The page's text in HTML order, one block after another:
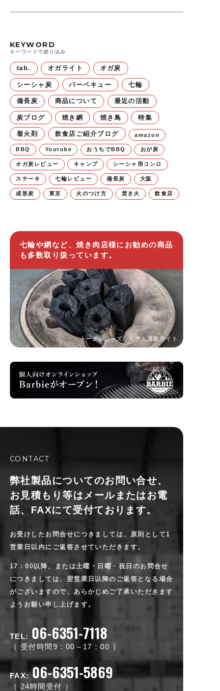
KEYWORD
キーワードで絞り込み
tab. オガライト オガ炭
シーシャ炭 バーベキュー 七輪
備長炭 商品について 最近の活動
炭ブログ 焼き網 焼き鳥 特集
着火剤 飲食店ご紹介ブログ amazon
BBQ Youtube おうちでBBQ おが炭
オガ炭レビュー キャンプ シーシャ用コンロ
ステーキ 七輪レビュー 備長炭 大阪
成形炭 東京 火のつけ方 焚き火 飲食店
七輪や網など、焼き肉店様にお勧めの商品
も多数取り扱っています。
トータルフーズシステム通販サイト
CONTACT
弊社製品についてのお問い合せ、
お見積もり等は メールまたはお電
話、FAXにて受付ております。
お受けしたお問合せにつきましては、原則として1
営業日以内にご返答させていただきます。
17：00以降、または土曜・日曜・祝日のお問合せ
につきましては、翌営業日以降のご返答となる場合
がございますので、 あらかじめご了承いただきます
ようお願い申し上げます。
TEL: 06-6351-7118
受付時間9：00～17：00
FAX: 06-6351-5869
24時間受付